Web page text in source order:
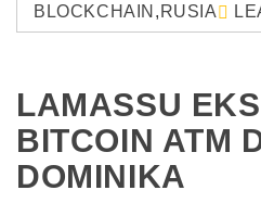
BLOCKCHAIN , RUSIA
LAMASSU
BITCOIN ATM
DOMINIKA